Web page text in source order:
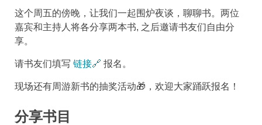
这个周五的傍晚，让我们一起围炉夜谈，聊聊书。两位
嘉宾和主持人将各分享两本书, 之后邀请书友们自由分
享。
请书友们填写 链接🔗 报名。
现场还有周游新书的抽奖活动🎁，欢迎大家踊跃报名！
分享书目